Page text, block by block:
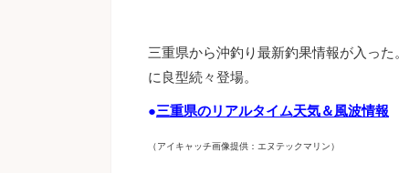
三重県から沖釣り最新釣果情報が入った
に良型続々登場。
●三重県のリアルタイム天気＆風波情報
（アイキャッチ画像提供：エヌテックマリン）